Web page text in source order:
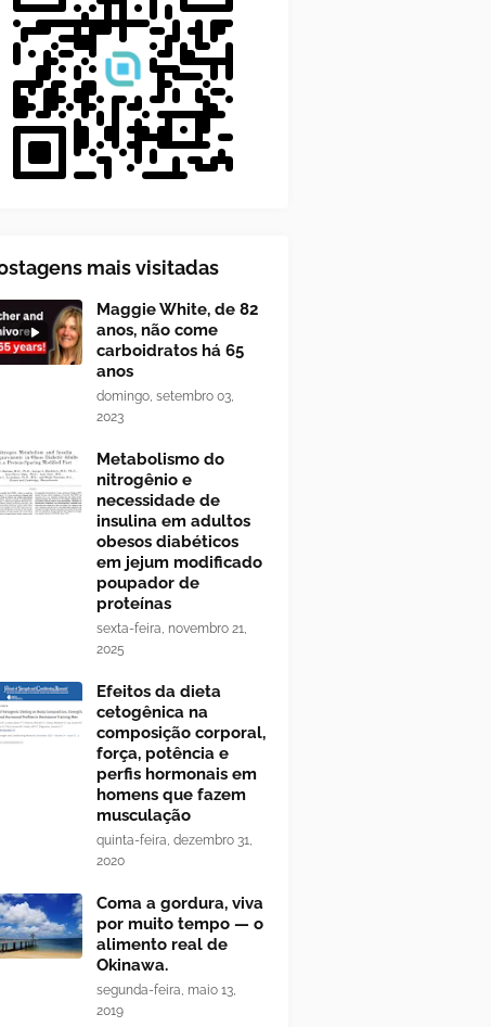
mais visitadas
Maggie White, de 82
anos, não come
carboidratos há 65
anos
domingo, setembro 03,
2023
Metabolismo do
nitrogênio e
necessidade de
insulina em adultos
obesos diabéticos
em jejum modificado
poupador de
proteínas
sexta-feira, novembro 21,
2025
Efeitos da dieta
cetogênica na
composição corporal,
força, potência e
perfis hormonais em
homens que fazem
musculação
quinta-feira, dezembro 31,
2020
Coma a gordura, viva
por muito tempo — o
alimento real de
Okinawa.
segunda-feira, maio 13,
2019